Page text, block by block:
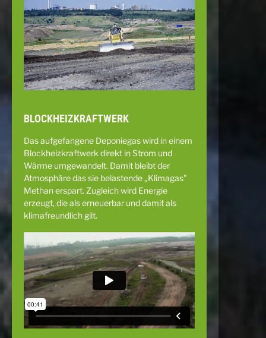
BLOCKHEIZKRAFTWERK
Das aufgefangene Deponiegas wird in einem
Blockheizkraftwerk direkt in Strom und
Wärme umgewandelt. Damit bleibt der
Atmosphäre das sie belastende „Klimagas"
Methan erspart. Zugleich wird Energie
erzeugt, die als erneuerbar und damit als
klimafreundlich gilt.